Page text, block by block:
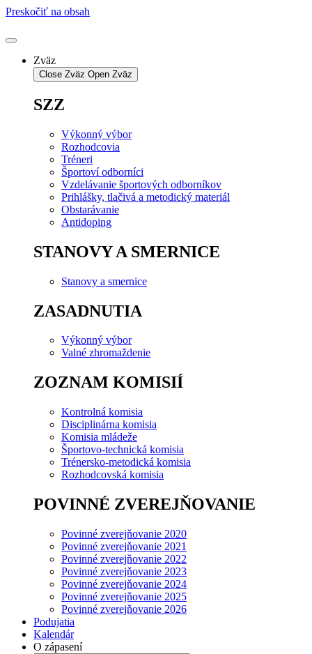
Preskočiť na obsah
Zväz
Close Zväz Open Zväz
SZZ
Výkonný výbor
Rozhodcovia
Tréneri
Športoví odborníci
Vzdelávanie športových odborníkov
Prihlášky, tlačivá a metodický materiál
Obstarávanie
Antidoping
STANOVY A SMERNICE
Stanovy a smernice
ZASADNUTIA
Výkonný výbor
Valné zhromaždenie
ZOZNAM KOMISIÍ
Kontrolná komisia
Disciplinárna komisia
Komisia mládeže
Športovo-technická komisia
Trénersko-metodická komisia
Rozhodcovská komisia
POVINNÉ ZVEREJŇOVANIE
Povinné zverejňovanie 2020
Povinné zverejňovanie 2021
Povinné zverejňovanie 2022
Povinné zverejňovanie 2023
Povinné zverejňovanie 2024
Povinné zverejňovanie 2025
Povinné zverejňovanie 2026
Podujatia
Kalendár
O zápasení